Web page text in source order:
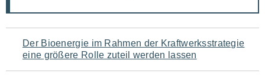
Navigation
für
Der Bioenergie im Rahmen der Kraftwerksstrategie
eine größere Rolle zuteil werden lassen